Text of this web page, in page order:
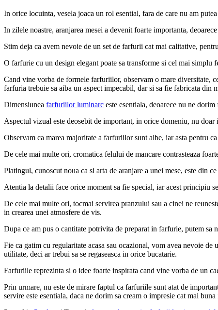
In orice locuinta, vesela joaca un rol esential, fara de care nu am
In zilele noastre, aranjarea mesei a devenit foarte importanta,
Stim deja ca avem nevoie de un set de farfurii cat mai calitative,
O farfurie cu un design elegant poate sa transforme si cel mai simplu
Cand vine vorba de formele farfuriilor, observam o mare diversitate,
farfuria trebuie sa aiba un aspect impecabil, dar si sa fie fabricata din
Dimensiunea farfuriilor luminarc este esentiala, deoarece nu ne
Aspectul vizual este deosebit de important, in orice domeniu, nu
Observam ca marea majoritate a farfuriilor sunt albe, iar asta pentru
De cele mai multe ori, cromatica felului de mancare contrasteaza
Platingul, cunoscut noua ca si arta de aranjare a unei mese, este din
Atentia la detalii face orice moment sa fie special, iar acest principiu
De cele mai multe ori, tocmai servirea pranzului sau a cinei ne
in crearea unei atmosfere de vis.
Dupa ce am pus o cantitate potrivita de preparat in farfurie, putem sa
Fie ca gatim cu regularitate acasa sau ocazional, vom avea nevoie
utilitate, deci ar trebui sa se regaseasca in orice bucatarie.
Farfuriile reprezinta si o idee foarte inspirata cand vine vorba de un
Prin urmare, nu este de mirare faptul ca farfuriile sunt atat de
servire este esentiala, daca ne dorim sa cream o impresie cat mai